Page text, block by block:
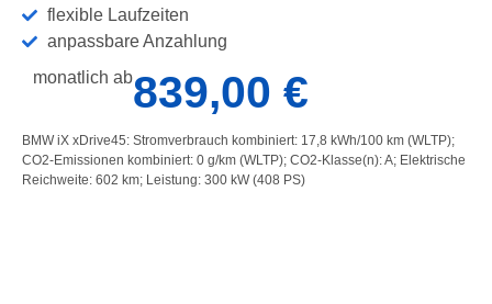
flexible Laufzeiten
anpassbare Anzahlung
monatlich ab839,00 €
BMW iX xDrive45: Stromverbrauch kombiniert: 17,8 kWh/100 km (WLTP);
CO2-Emissionen kombiniert: 0 g/km (WLTP); CO2-Klasse(n): A; Elektrische
Reichweite: 602 km; Leistung: 300 kW (408 PS)